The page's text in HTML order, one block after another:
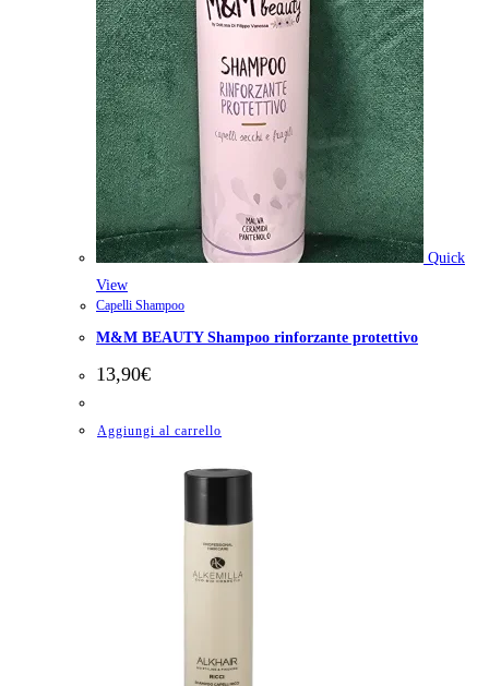
Quick
View
Capelli Shampoo
M&M BEAUTY Shampoo rinforzante protettivo
13,90€
Aggiungi al carrello